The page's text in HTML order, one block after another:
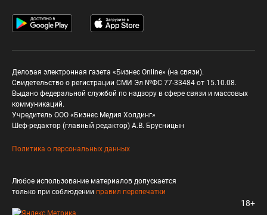
Деловая электронная газета «Бизнес Online» (на связи).
Свидетельство о регистрации СМИ Эл №ФС 77-33484 от 15.10.08.
Выдано федеральной службой по надзору в сфере связи и массовых
коммуникаций.
Учредитель ООО «Бизнес Медия Холдинг»
Шеф-редактор (главный редактор) А.В. Брусницын
Политика о персональных данных
Любое использование материалов допускается
только при соблюдении правил перепечатки
18+